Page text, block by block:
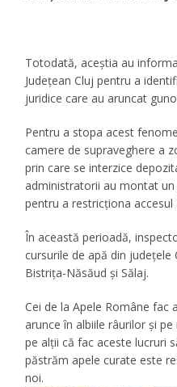
Totodată, aceștia au
Județean Cluj pentru a
juridice care au aruncat
Pentru a stopa acest
camere de supraveghere a
prin care se interzice
administratorii au montat
pentru a restricționa
În această perioadă,
cursurile de apă din
Bistrița-Năsăud și Sălaj.
Cei de la Apele Române fac
arunce în albiile râurilor și
pe alții că fac aceste lucruri
păstrăm apele curate este
noi.